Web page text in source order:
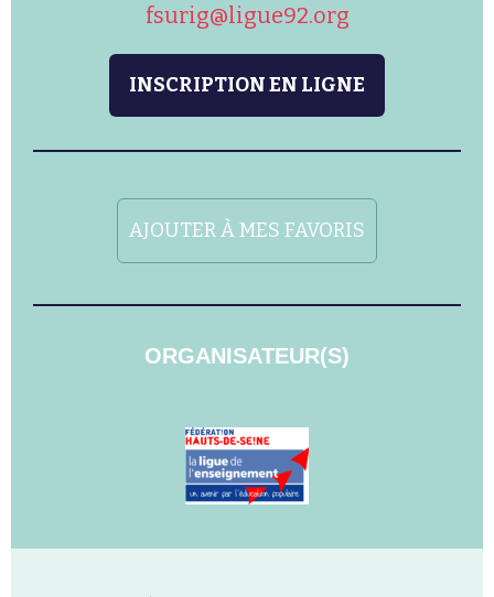
fsurig@ligue92.org
INSCRIPTION EN LIGNE
AJOUTER À MES FAVORIS
ORGANISATEUR(S)